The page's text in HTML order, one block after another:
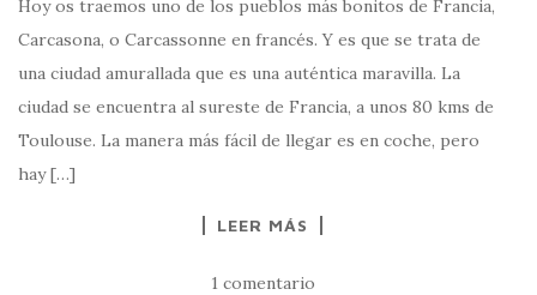
Hoy os traemos uno de los pueblos más bonitos de Francia,
Carcasona, o Carcassonne en francés. Y es que se trata de
una ciudad amurallada que es una auténtica maravilla. La
ciudad se encuentra al sureste de Francia, a unos 80 kms de
Toulouse. La manera más fácil de llegar es en coche, pero
hay […]
LEER MÁS
1 comentario